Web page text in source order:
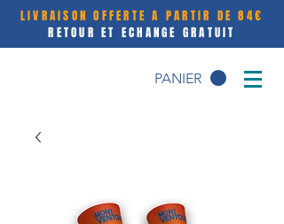
LIVRAISON OFFERTE A PARTIR DE 84€
RETOUR ET ECHANGE GRATUIT
PANIER